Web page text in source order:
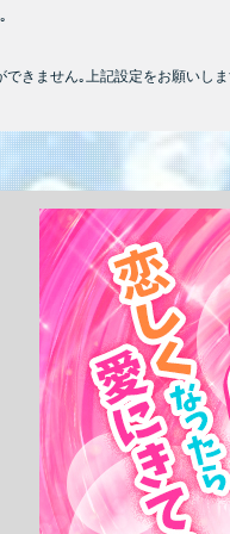
きません｡上記設定をお願いし